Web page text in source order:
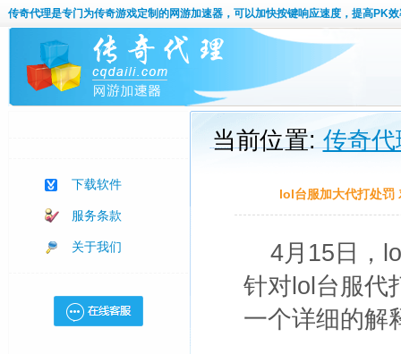
传奇代理是专门为传奇游戏定制的网游加速器，可以加快按键响应速度，提高PK效
下载软件
服务条款
关于我们
当前位置:传奇代
lol台服加大代打处罚
4月15日，
针对lol台服代
一个详细的解